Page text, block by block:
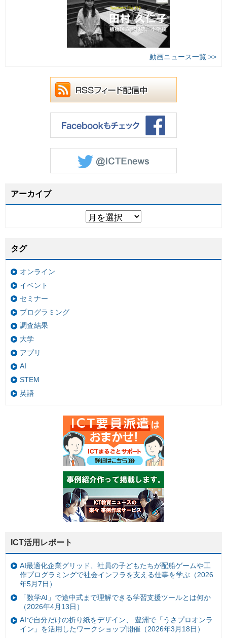
動画ニュース一覧 >>
アーカイブ
タグ
オンライン
イベント
セミナー
プログラミング
調査結果
大学
アプリ
AI
STEM
英語
ICT活用レポート
AI最適化企業グリッド、社員の子どもたちが配船ゲームや工
作プログラミングで社会インフラを支える仕事を学ぶ（2026
年5月7日）
「数学AI」で途中式まで理解できる学習支援ツールとは何か
（2026年4月13日）
AIで自分だけの折り紙をデザイン、 豊洲で「うさプロオンラ
イン」を活用したワークショップ開催（2026年3月18日）